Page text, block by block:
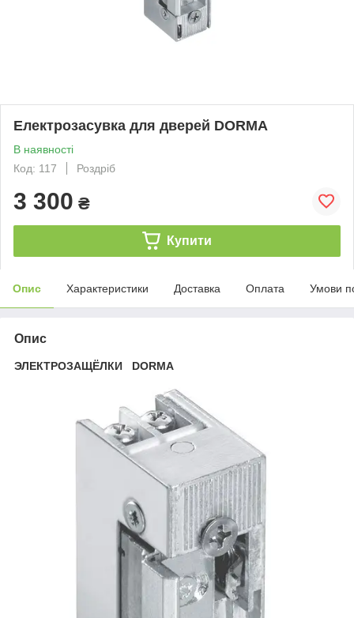
Електрозасувка для дверей DORMA
В наявності
Код: 117
Роздріб
3 300 ₴
Купити
Опис Характеристики Доставка Оплата Умови
Опис
ЭЛЕКТРОЗАЩЁЛКИ DORMA